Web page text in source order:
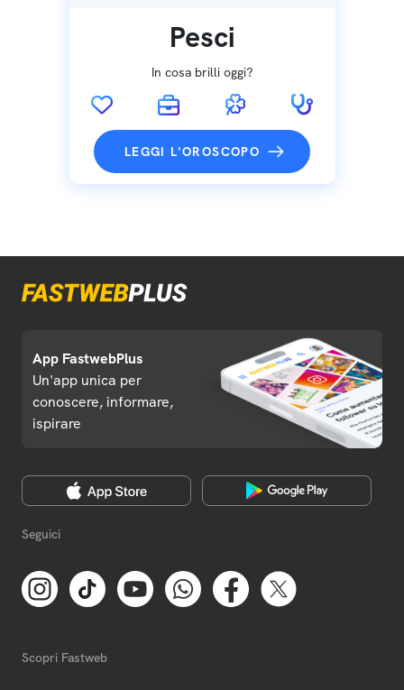
Pesci
In cosa brilli oggi?
LEGGI L'OROSCOPO
App FastwebPlus
Un'app unica per
conoscere, informare,
ispirare
Seguici
Scopri Fastweb